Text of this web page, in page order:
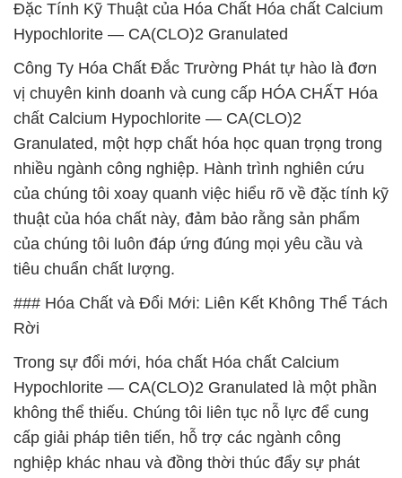
Đặc Tính Kỹ Thuật của Hóa Chất Hóa chất Calcium
Hypochlorite — CA(CLO)2 Granulated
Công Ty Hóa Chất Đắc Trường Phát tự hào là đơn
vị chuyên kinh doanh và cung cấp HÓA CHẤT Hóa
chất Calcium Hypochlorite — CA(CLO)2
Granulated, một hợp chất hóa học quan trọng trong
nhiều ngành công nghiệp. Hành trình nghiên cứu
của chúng tôi xoay quanh việc hiểu rõ về đặc tính kỹ
thuật của hóa chất này, đảm bảo rằng sản phẩm
của chúng tôi luôn đáp ứng đúng mọi yêu cầu và
tiêu chuẩn chất lượng.
### Hóa Chất và Đổi Mới: Liên Kết Không Thể Tách
Rời
Trong sự đổi mới, hóa chất Hóa chất Calcium
Hypochlorite — CA(CLO)2 Granulated là một phần
không thể thiếu. Chúng tôi liên tục nỗ lực để cung
cấp giải pháp tiên tiến, hỗ trợ các ngành công
nghiệp khác nhau và đồng thời thúc đẩy sự phát